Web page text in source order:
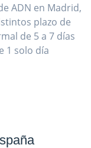
ADN en Madrid,
plazo de
de 5 a 7 días
1 solo día